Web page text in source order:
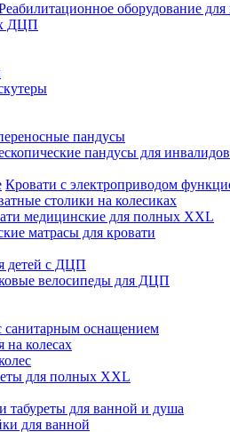
оборудование для
ДЦП
пандусы
пандусы для инвалидов
Кровати с электроприводом
столики на колесиках
медицинские для полных XXL
матрасы для кровати
детей с ДЦП
велосипеды для ДЦП
санитарным оснащением
на колесах
для полных XXL
табуреты для ванной и душа
для ванной